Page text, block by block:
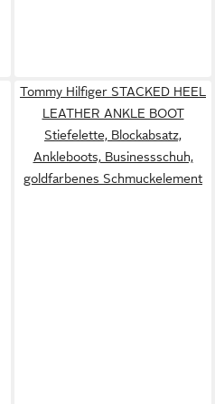
Tommy Hilfiger STACKED HEEL
LEATHER ANKLE BOOT
Stiefelette, Blockabsatz,
Ankleboots, Businessschuh,
goldfarbenes Schmuckelement